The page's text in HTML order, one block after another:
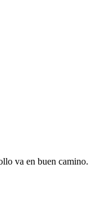
va en buen camino.